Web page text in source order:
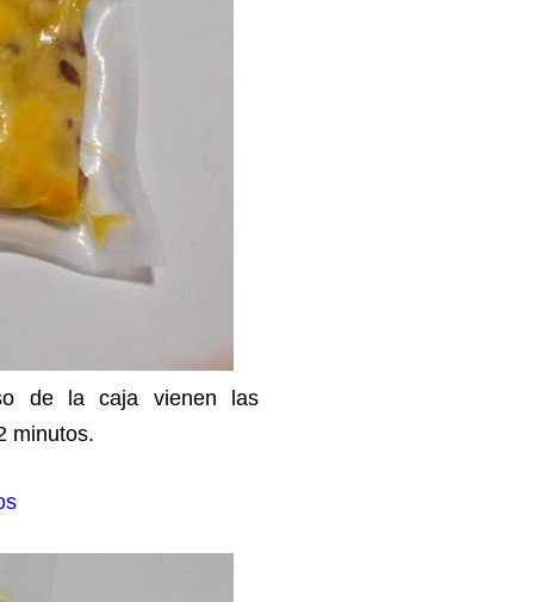
de la caja vienen las
minutos.